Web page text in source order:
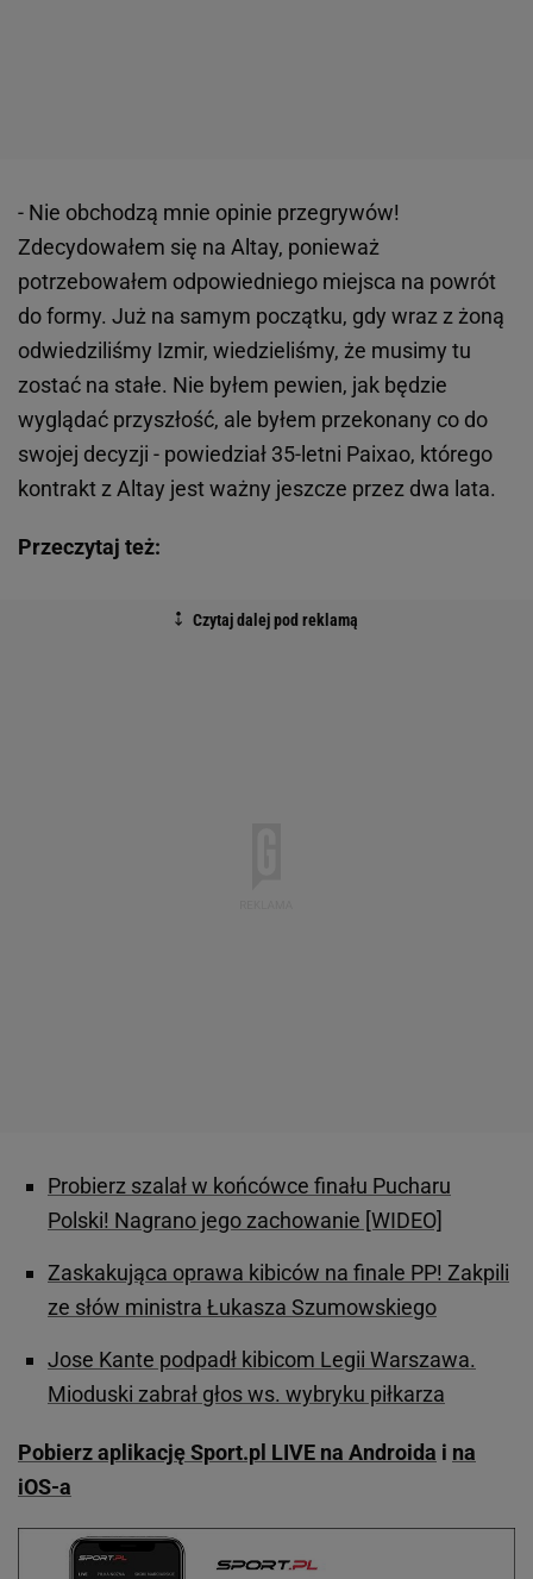
- Nie obchodzą mnie opinie przegrywów!
Zdecydowałem się na Altay, ponieważ
potrzebowałem odpowiedniego miejsca na powrót
do formy. Już na samym początku, gdy wraz z żoną
odwiedziliśmy Izmir, wiedzieliśmy, że musimy tu
zostać na stałe. Nie byłem pewien, jak będzie
wyglądać przyszłość, ale byłem przekonany co do
swojej decyzji - powiedział 35-letni Paixao, którego
kontrakt z Altay jest ważny jeszcze przez dwa lata.
Przeczytaj też:
Probierz szalał w końcówce finału Pucharu
Polski! Nagrano jego zachowanie [WIDEO]
Zaskakująca oprawa kibiców na finale PP! Zakpili
ze słów ministra Łukasza Szumowskiego
Jose Kante podpadł kibicom Legii Warszawa.
Mioduski zabrał głos ws. wybryku piłkarza
Pobierz aplikację Sport.pl LIVE na Androida i na
iOS-a